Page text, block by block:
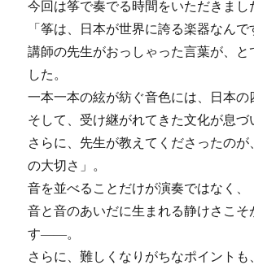
今回は筝で奏でる時間をいただきまし
「筝は、日本が世界に誇る楽器なんで
講師の先生がおっしゃった言葉が、と
した。
一本一本の絃が紡ぐ音色には、日本の
そして、受け継がれてきた文化が息づ
さらに、先生が教えてくださったのが
の大切さ」。
音を並べることだけが演奏ではなく、
音と音のあいだに生まれる静けさこそ
す――。
さらに、難しくなりがちなポイントも、